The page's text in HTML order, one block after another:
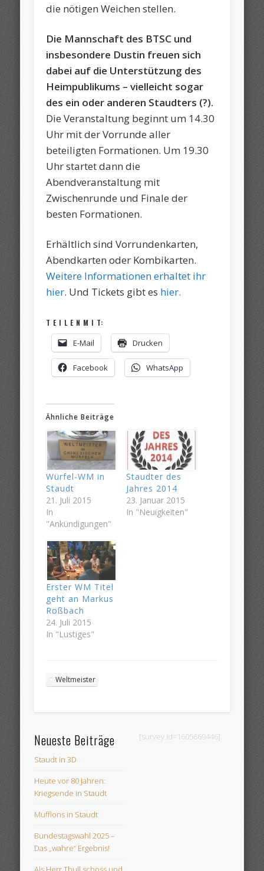
die nötigen Weichen stellen.
Die Mannschaft des BTSC und
insbesondere Dustin freuen sich
dabei auf die Unterstützung des
Heimpublikums – vielleicht sogar
des ein oder anderen Staudters (?).
Die Veranstaltung beginnt um 14.30
Uhr mit der Vorrunde aller
beteiligten Formationen. Um 19.30
Uhr startet dann die
Abendveranstaltung mit
Zwischenrunde und Finale der
besten Formationen.
Erhältlich sind Vorrundenkarten,
Abendkarten oder Kombikarten.
Weitere Informationen erhaltet ihr
hier. Und Tickets gibt es hier.
T E I L E N M I T:
E-Mail Drucken
Facebook WhatsApp
Ähnliche Beiträge
Würfel-WM in
Staudt
21. Juli 2015
In
"Ankündigungen"
Staudter des
Jahres 2014
23. Januar 2015
In "Neuigkeiten"
Erster WM Titel
geht an Markus
Roßbach
24. Juli 2015
In "Lustiges"
Weltmeister
Neueste Beiträge
Staudt in 3D
Heute vor 80 Jahren:
Kriegsende in Staudt
Mufflons in Staudt
Bundestagswahl 2025 –
Das „wahre“ Ergebnis!
[survey id=1605669446]